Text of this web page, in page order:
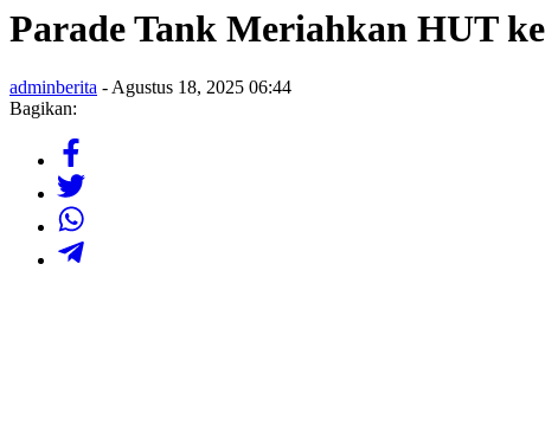
Parade Tank Meriahkan HUT
adminberita - Agustus 18, 2025 06:44
Bagikan: